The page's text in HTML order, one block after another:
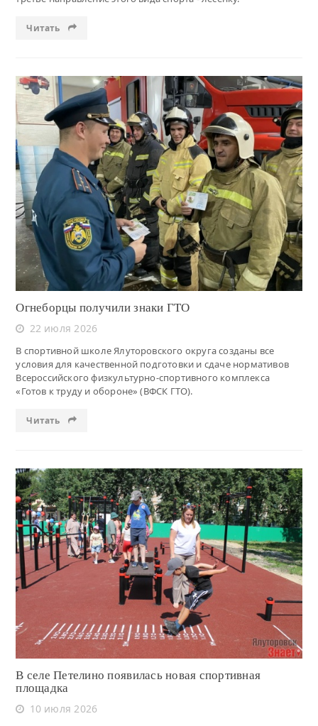
Читать
Читать
Огнеборцы получили знаки ГТО
22 июля 2026
В спортивной школе Ялуторовского округа созданы все
условия для качественной подготовки и сдаче нормативов
Всероссийского физкультурно-спортивного комплекса
«Готов к труду и обороне» (ВФСК ГТО).
Читать
Читать
В селе Петелино появилась новая спортивная
площадка
10 июля 2026